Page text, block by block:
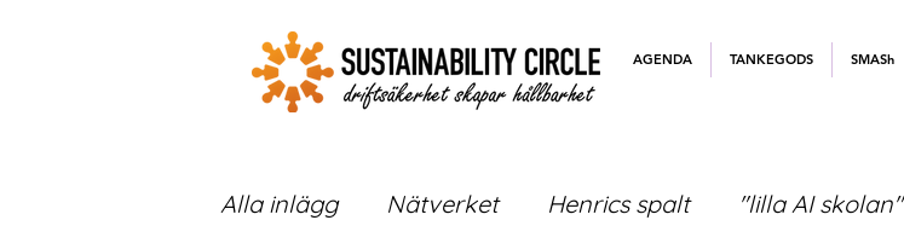
AGENDA TANKEGODS SMASh
Alla inlägg Nätverket Henrics spalt "lilla AI skolan"